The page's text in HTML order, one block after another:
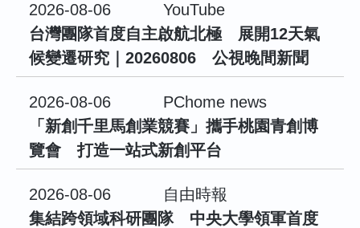
2026-08-06
YouTube
台灣團隊首度自主啟航北極 展開12天氣
候變遷研究｜20260806 公視晚間新聞
2026-08-06
PChome news
「新創千里馬創業競賽」攜手桃園青創博
覽會 打造一站式新創平台
2026-08-06
自由時報
集結跨領域科研團隊 中央大學領軍首度